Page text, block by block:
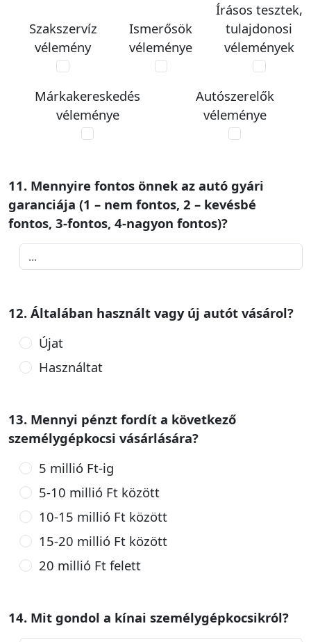
Szakszervíz
vélemény
Ismerősök
véleménye
Írásos tesztek,
tulajdonosi
vélemények
Márkakereskedés
véleménye
Autószerelők
véleménye
11. Mennyire fontos önnek az autó gyári
garanciája (1 – nem fontos, 2 – kevésbé
fontos, 3-fontos, 4-nagyon fontos)?
12. Általában használt vagy új autót vásárol?
Újat
Használtat
13. Mennyi pénzt fordít a következő
személygépkocsi vásárlására?
5 millió Ft-ig
5-10 millió Ft között
10-15 millió Ft között
15-20 millió Ft között
20 millió Ft felett
14. Mit gondol a kínai személygépkocsikról?